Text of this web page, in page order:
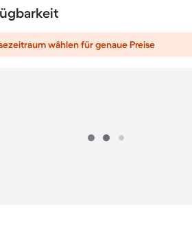
wählen für genaue Preise